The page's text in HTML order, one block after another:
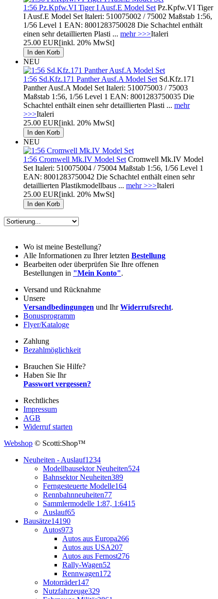
1:56 Pz.Kpfw.VI Tiger I Ausf.E Model Set Pz.Kpfw.VI Tiger
I Ausf.E Model Set Italeri: 510075002 / 75002 Maßstab 1:56,
1/56 Level 1 EAN: 8001283750028 Die Schachtel enthält
einen sehr detaillierten Plasti ... mehr >>>Italeri
25.00 EUR[inkl. 20% MwSt]
NEU
1:56 Sd.Kfz.171 Panther Ausf.A Model Set Sd.Kfz.171
Panther Ausf.A Model Set Italeri: 510075003 / 75003
Maßstab 1:56, 1/56 Level 1 EAN: 8001283750035 Die
Schachtel enthält einen sehr detaillierten Plasti ... mehr
>>>Italeri
25.00 EUR[inkl. 20% MwSt]
NEU
1:56 Cromwell Mk.IV Model Set Cromwell Mk.IV Model
Set Italeri: 510075004 / 75004 Maßstab 1:56, 1/56 Level 1
EAN: 8001283750042 Die Schachtel enthält einen sehr
detaillierten Plastikmodellbaus ... mehr >>>Italeri
25.00 EUR[inkl. 20% MwSt]
Wo ist meine Bestellung?
Alle Informationen zu Ihrer letzten Bestellung
Bearbeiten oder überprüfen Sie Ihre offenen
Bestellungen in "Mein Konto".
Versand und Rücknahme
Unsere
Versandbedingungen und IhrWiderrufsrecht.
Bonusprogramm
Flyer/Kataloge
Zahlung
Bezahlmöglichkeit
Brauchen Sie Hilfe?
Haben Sie Ihr
Passwort vergessen?
Rechtliches
Impressum
AGB
Widerruf starten
Webshop © Scotti:Shop™
Neuheiten - Auslauf1234
Modellbausektor Neuheiten524
Bahnsektor Neuheiten389
Ferngesteuerte Modelle164
Rennbahnneuheiten77
Sammlermodelle 1:87, 1:6415
Auslauf65
Bausätze14190
Autos973
Autos aus Europa266
Autos aus USA207
Autos aus Fernost276
Rally-Wagen52
Rennwagen172
Motorräder147
Nutzfahrzeuge329